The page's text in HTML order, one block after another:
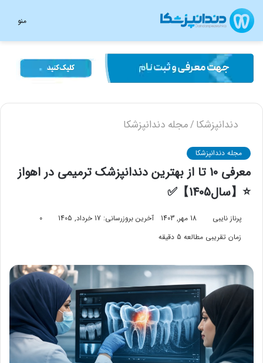
منو
دندانپزشکا /مجله دندانپزشکا
مجله دندانپزشکا
معرفی 10 تا از بهترین دندانپزشک ترمیمی در اهواز
⭐【سال1405】✅
پرناز نایبی 18 مهر, 1403 آخرین بروزرسانی: 17 خرداد, 1405
0
زمان تقریبی مطالعه 5 دقیقه